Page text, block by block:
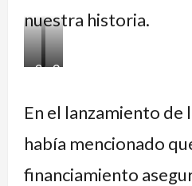
nuestra historia.
23.
pozo
tapado
en
24.
pozo
tapado
en
En el lanzamiento de
había mencionado
financiamiento